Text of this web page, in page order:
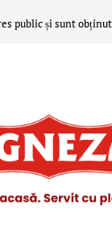
public și sunt